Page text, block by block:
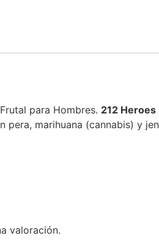
para Hombres. 212 Heroes
marihuana (cannabis) y
valoración.